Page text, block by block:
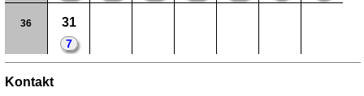
36 31
7
Kontakt